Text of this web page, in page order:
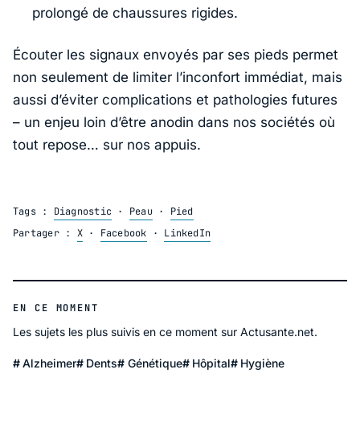
prolongé de chaussures rigides.
Écouter les signaux envoyés par ses pieds permet
non seulement de limiter l’inconfort immédiat, mais
aussi d’éviter complications et pathologies futures
– un enjeu loin d’être anodin dans nos sociétés où
tout repose… sur nos appuis.
Tags : Diagnostic · Peau· Pied
Partager : X· Facebook · LinkedIn
EN CE MOMENT
Les sujets les plus suivis en ce moment sur Actusante.net.
Alzheimer Dents Génétique Hôpital Hygiène